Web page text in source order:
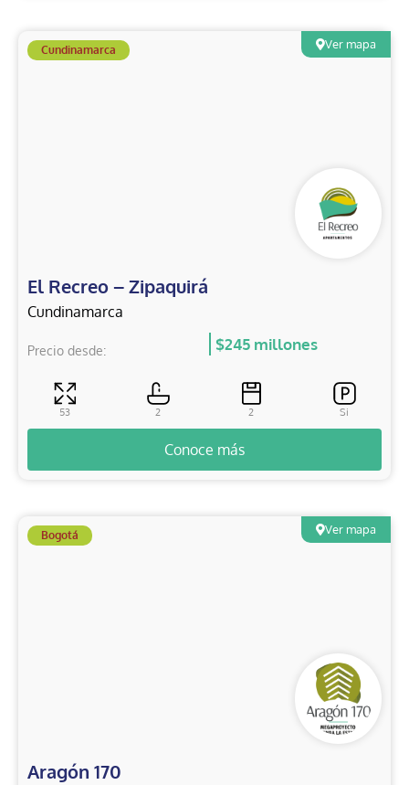
Ver mapa
Cundinamarca
El Recreo – Zipaquirá
Cundinamarca
Precio desde: $245 millones
53 2 2 Si
Conoce más
Ver mapa
Bogotá
Aragón 170